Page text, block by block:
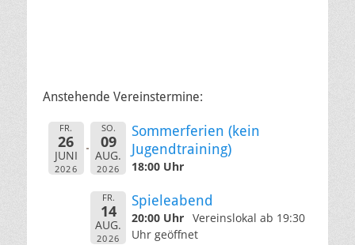
Anstehende Vereinstermine:
FR.
26
JUNI
2026
SO.
09
AUG.
2026
Sommerferien (kein
Jugendtraining)
18:00 Uhr
FR.
14
AUG.
2026
Spieleabend
20:00 Uhr Vereinslokal ab 19:30
Uhr geöffnet